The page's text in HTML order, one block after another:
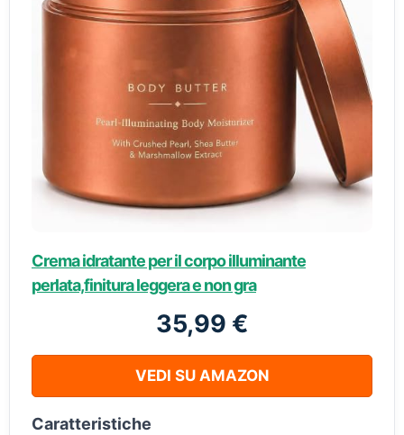
Crema idratante per il corpo illuminante
perlata,finitura leggera e non gra
35,99 €
VEDI SU AMAZON
Caratteristiche